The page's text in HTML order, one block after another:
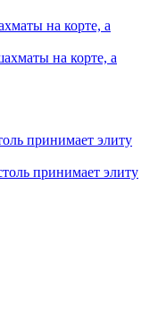
на корте, а
на корте, а
принимает элиту
принимает элиту